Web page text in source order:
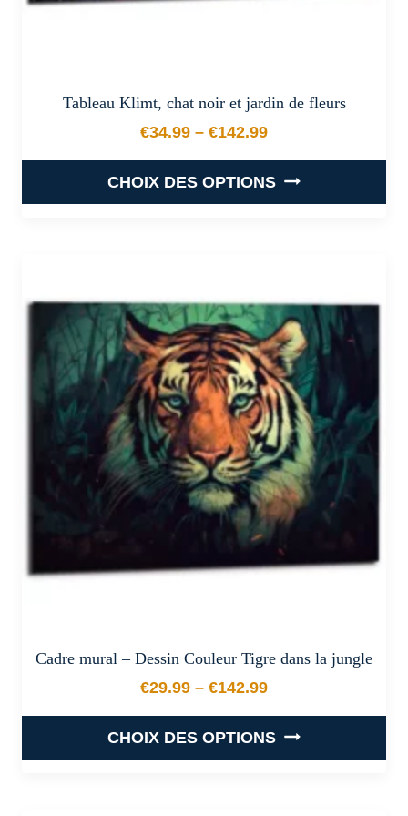
produit
Tableau Klimt, chat noir et jardin de fleurs
€34.99 – €142.99
Plage de prix : €34.99 à
CHOIX DES OPTIONS
variations.
Les
options
peuvent
être
choisies
sur
la
page
du
Cadre mural – Dessin Couleur Tigre dans la jungle
€29.99 – €142.99
Plage de prix : €29.99 à
CHOIX DES OPTIONS